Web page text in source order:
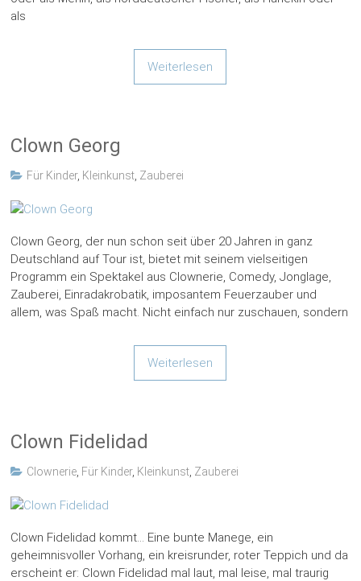
als
Weiterlesen
Clown Georg
Für Kinder, Kleinkunst Zauberei
Clown Georg, der nun schon seit über 20 Jahren in ganz
Deutschland auf Tour ist, bietet mit seinem vielseitigen
Programm ein Spektakel aus Clownerie, Comedy, Jonglage,
Zauberei, Einradakrobatik, imposantem Feuerzauber und
allem, was Spaß macht. Nicht einfach nur zuschauen, sondern
Weiterlesen
Clown Fidelidad
Clownerie Für Kinder, Kleinkunst Zauberei
Clown Fidelidad kommt… Eine bunte Manege, ein
geheimnisvoller Vorhang, ein kreisrunder, roter Teppich und da
erscheint er: Clown Fidelidad mal laut, mal leise, mal traurig